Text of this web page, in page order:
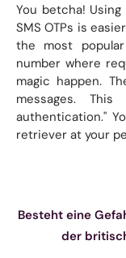
You betcha!
SMS OTPs is
the most
number where
magic happen.
messages.
authentication."
retriever at your
Besteht eine
der